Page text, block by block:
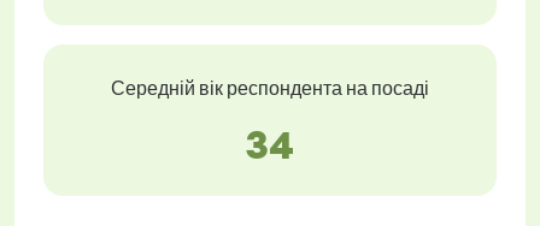
Середній вік респондента на посаді
34